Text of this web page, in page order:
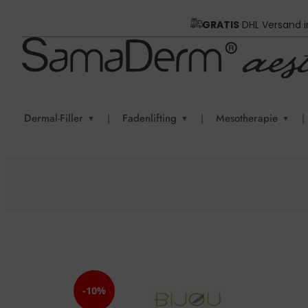
GRATIS DHL Versand
Dermal-Filler ▼ | Fadenlifting ▼ | Mesotherapie ▼ |
-10%